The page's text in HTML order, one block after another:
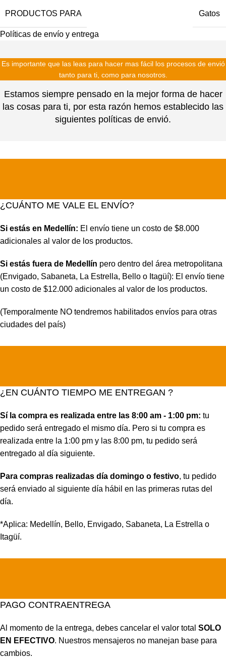
PRODUCTOS PARA Gatos
Políticas de envío y entrega
Es importante que las leas para hacer mas fácil los procesos de envió
tanto para ti, como para nosotros.
Estamos siempre pensado en la mejor forma de hacer
las cosas para ti, por esta razón hemos establecido las
siguientes políticas de envió.
¿CUÁNTO ME VALE EL ENVÍO?
Si estás en Medellín: El envío tiene un costo de $8.000
adicionales al valor de los productos.
Si estás fuera de Medellín pero dentro del área metropolitana
(Envigado, Sabaneta, La Estrella, Bello o Itagüí): El envío tiene
un costo de $12.000 adicionales al valor de los productos.
(Temporalmente NO tendremos habilitados envíos para otras
ciudades del país)
¿EN CUÁNTO TIEMPO ME ENTREGAN ?
Sí la compra es realizada entre las 8:00 am - 1:00 pm: tu
pedido será entregado el mismo día. Pero si tu compra es
realizada entre la 1:00 pm y las 8:00 pm, tu pedido será
entregado al día siguiente.
Para compras realizadas día domingo o festivo, tu pedido
será enviado al siguiente día hábil en las primeras rutas del
día.
*Aplica: Medellín, Bello, Envigado, Sabaneta, La Estrella o
Itagüí.
PAGO CONTRAENTREGA
Al momento de la entrega, debes cancelar el valor total SOLO
EN EFECTIVO. Nuestros mensajeros no manejan base para
cambios.